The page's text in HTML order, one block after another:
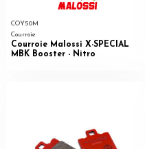
COY50M
Courroie
Courroie Malossi X-SPECIAL
MBK Booster - Nitro